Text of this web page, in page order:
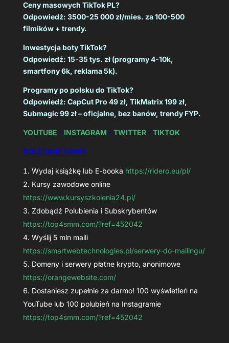
Ceny masowych TikTok PL?
Odpowiedź: 3500-25 000 zł/mies. za 100-500
filmików + trendy.
Inwestycja boty TikTok?
Odpowiedź: 15-35 tys. zł (programy 4-10k,
smartfony 6k, reklama 5k).
Programy po polsku do TikTok?
Odpowiedź: CapCut Pro 49 zł, TikMatrix 199 zł,
Submagic 99 zł – oficjalne, bez banów, trendy FYP.
YOUTUBE – INSTAGRAM –TWITTER–TIKTOK
POLECANE FIRMY
Wydaj książkę lub E-booka https://ridero.eu/pl/
Kursy zawodowe online
https://www.kursyszkolenia24.pl/
Zdobądź Polubienia i Subskrybentów
https://top4smm.com/?ref=452042
Wyślij 5 mln maili
https://smartwebtechnologies.pl/serwery-do-mailingu/
Domeny i serwery płatne krypto, anonimowe
https://orangewebsite.com/
Dostaniesz zupełnie za darmo! 100 wyświetleń na
YouTube lub 100 polubień na Instagramie
https://top4smm.com/?ref=452042